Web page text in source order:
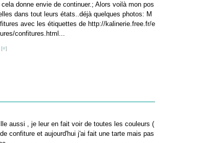
donne envie de continuer.; Alors voilà mon pos
dans tout leurs états..déjà quelques photos: M
avec les étiquettes de http://kalinerie.free.fr/e
confitures.html...
[#]
aussi , je leur en fait voir de toutes les couleurs (
confiture et aujourd'hui j'ai fait une tarte mais pas